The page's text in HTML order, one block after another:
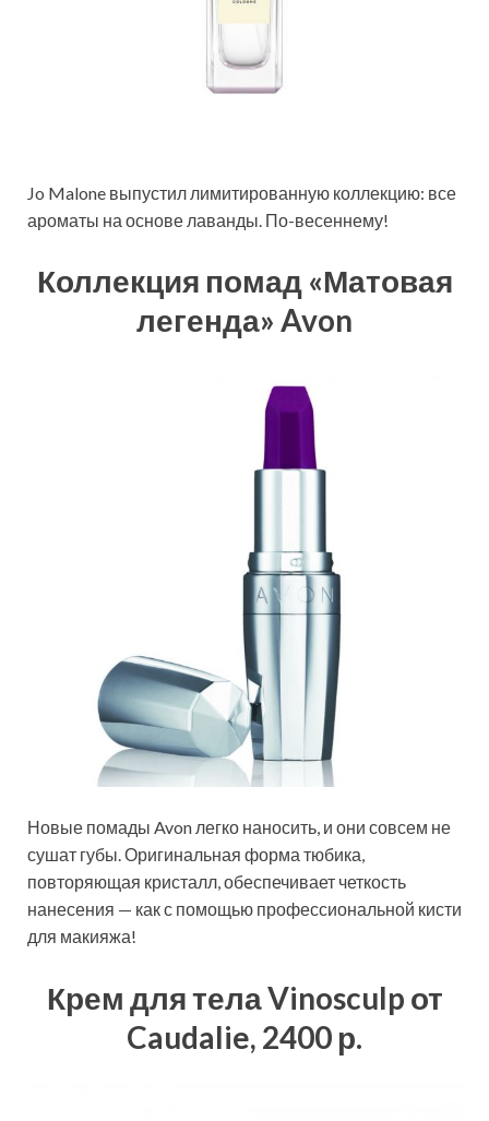
Jo Malone выпустил лимитированную коллекцию: все
ароматы на основе лаванды. По-весеннему!
Коллекция помад «Матовая
легенда» Avon
Новые помады Avon легко наносить, и они совсем не
сушат губы. Оригинальная форма тюбика,
повторяющая кристалл, обеспечивает четкость
нанесения — как с помощью профессиональной кисти
для макияжа!
Крем для тела Vinosculp от
Caudalie, 2400 р.